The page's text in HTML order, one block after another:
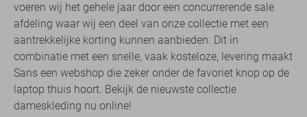
voeren wij het gehele jaar door een concurrerende sale
afdeling waar wij een deel van onze collectie met een
aantrekkelijke korting kunnen aanbieden. Dit in
combinatie met een snelle, vaak kosteloze, levering maakt
Sans een webshop die zeker onder de favoriet knop op de
laptop thuis hoort. Bekijk de nieuwste collectie
dameskleding nu online!